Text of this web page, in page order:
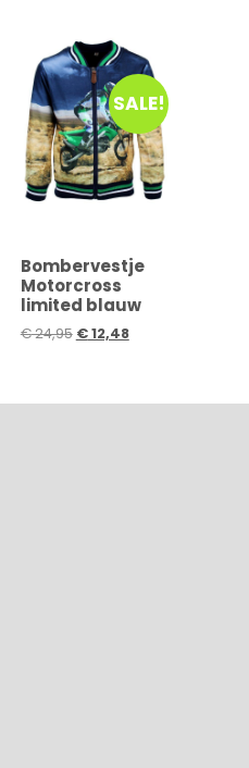
SALE!
Bombervestje
Motorcross
limited blauw
€24,95 €12,48